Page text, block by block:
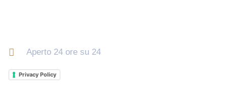
Aperto 24 ore su 24
Privacy Policy